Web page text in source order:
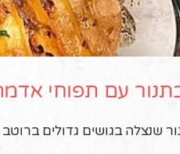
עם תפוחי
שנצלה בגושים גדולים